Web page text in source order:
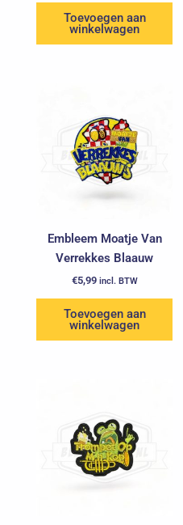
Toevoegen aan
winkelwagen
Embleem Moatje Van
Verrekkes Blaauw
€5,99 incl. BTW
Toevoegen aan
winkelwagen